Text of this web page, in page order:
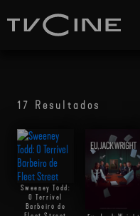
17 Resultados
Sweeney Todd:
O Terrível
Barbeiro de